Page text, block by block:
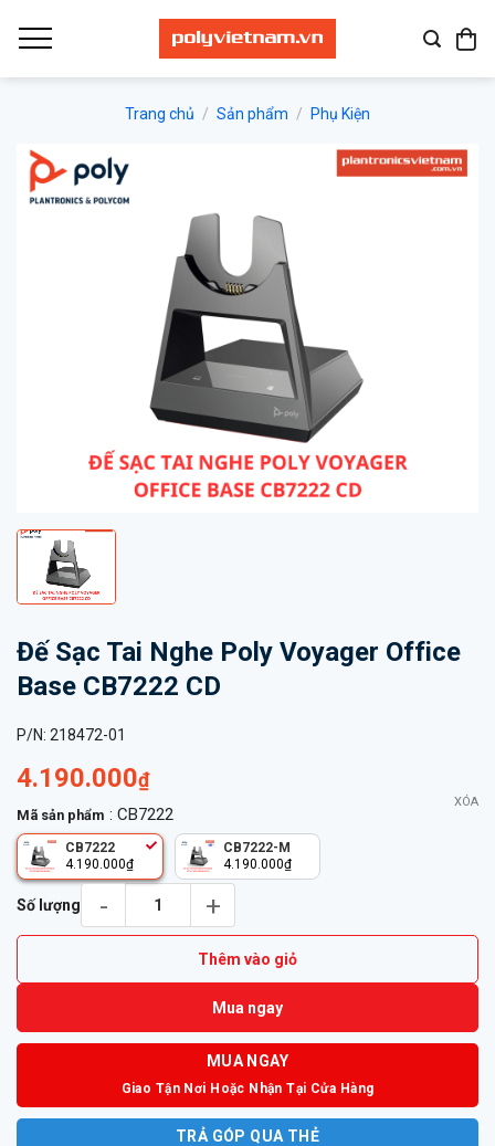
qua
Trang chủ / Sản phẩm / Phụ Kiện
Đế Sạc Tai Nghe Poly Voyager Office
Base CB7222 CD
P/N: 218472-01
4.190.000₫
Mã sản phẩm : CB7222
CB7222
4.190.000₫
CB7222-M
4.190.000₫
XÓA
Số lượng
Thêm vào giỏ
Mua ngay
MUA NGAY
Giao Tận Nơi Hoặc Nhận Tại Cửa Hàng
TRẢ GÓP QUA THẺ